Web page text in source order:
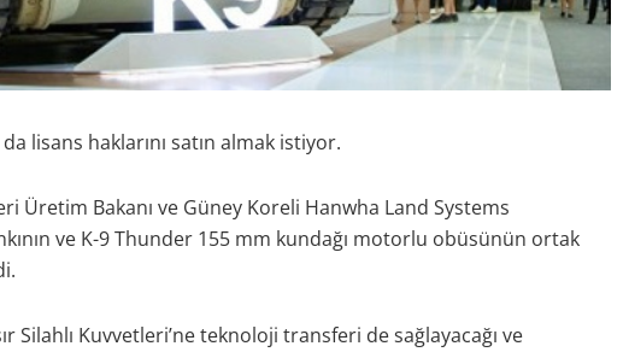
lisans haklarını satın almak istiyor.
Üretim Bakanı ve Güney Koreli Hanwha Land Systems
ve K-9 Thunder 155 mm kundağı motorlu obüsünün ortak
Silahlı Kuvvetleri’ne teknoloji transferi de sağlayacağı ve